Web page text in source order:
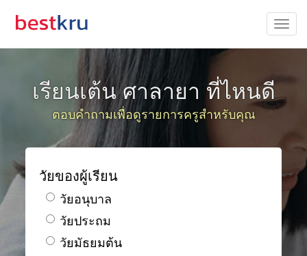
เรียนเต้น ศาลายา ที่ไหนดี
ตอบคำถามเพื่อดูรายการครูสำหรับคุณ
วัยของผู้เรียน
วัยอนุบาล
วัยประถม
วัยมัธยมต้น